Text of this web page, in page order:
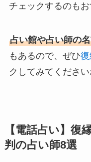
チェックするのもお
占い館や占い師の
もあるので、ぜひ
クしてみてください
【電話占い】復
判の占い師8選